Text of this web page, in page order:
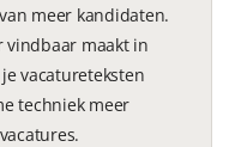
meer kandidaten.
vindbaar maakt in
vacatureteksten
techniek meer